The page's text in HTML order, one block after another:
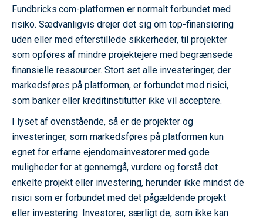
Fundbricks.com-platformen er normalt forbundet med
risiko. Sædvanligvis drejer det sig om top-finansiering
uden eller med efterstillede sikkerheder, til projekter
som opføres af mindre projektejere med begrænsede
finansielle ressourcer. Stort set alle investeringer, der
markedsføres på platformen, er forbundet med risici,
som banker eller kreditinstitutter ikke vil acceptere.
I lyset af ovenstående, så er de projekter og
investeringer, som markedsføres på platformen kun
egnet for erfarne ejendomsinvestorer med gode
muligheder for at gennemgå, vurdere og forstå det
enkelte projekt eller investering, herunder ikke mindst de
risici som er forbundet med det pågældende projekt
eller investering. Investorer, særligt de, som ikke kan